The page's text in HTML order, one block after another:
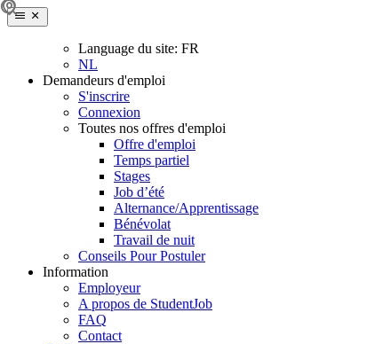
Language du site: FR
NL
Demandeurs d'emploi
S'inscrire
Connexion
Toutes nos offres d'emploi
Offre d'emploi
Temps partiel
Stages
Job d’été
Alternance/Apprentissage
Bénévolat
Travail de nuit
Conseils Pour Postuler
Information
Employeur
A propos de StudentJob
FAQ
Contact